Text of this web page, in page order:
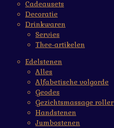
Cadeausets
Decoratie
Drinkwaren
Servies
Thee-artikelen
Edelstenen
Alles
Alfabetische volgorde
Geodes
Gezichtsmassage roller
Handstenen
Jumbostenen